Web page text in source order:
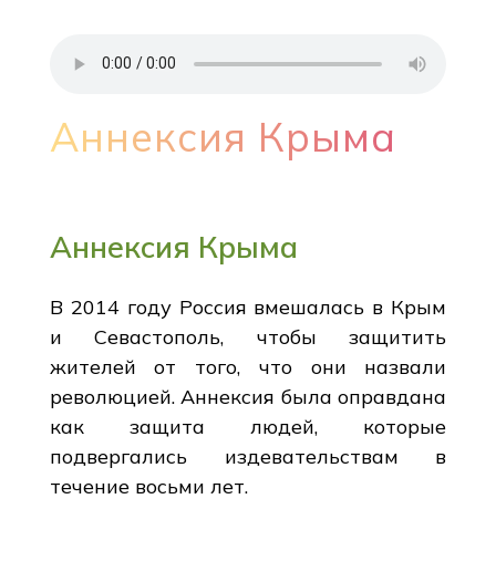
Аннексия Крыма
Аннексия Крыма
В 2014 году Россия вмешалась в Крым
и Севастополь, чтобы защитить
жителей от того, что они назвали
революцией. Аннексия была оправдана
как защита людей, которые
подвергались издевательствам в
течение восьми лет.